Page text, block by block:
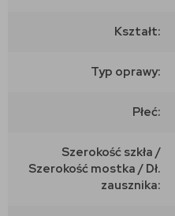
Kształt:
Typ oprawy:
Płeć:
Szerokość szkła /
Szerokość mostka / Dł.
zausznika: